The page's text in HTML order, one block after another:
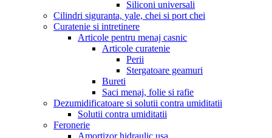
Siliconi universali
Cilindri siguranta, yale, chei si port chei
Curatenie si intretinere
Articole pentru menaj casnic
Articole curatenie
Perii
Stergatoare geamuri
Bureti
Saci menaj, folie si rafie
Dezumidificatoare si solutii contra umiditatii
Solutii contra umiditatii
Feronerie
Amortizor hidraulic usa